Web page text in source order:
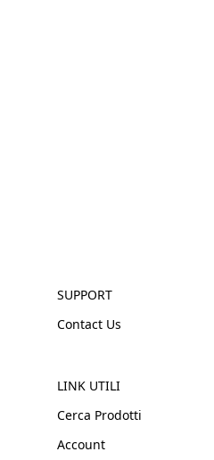
SUPPORT
Contact Us
LINK UTILI
Cerca Prodotti
Account